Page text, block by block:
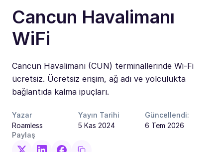
Cancun Havalimanı
WiFi
Cancun Havalimanı (CUN) terminallerinde Wi-Fi
ücretsiz. Ücretsiz erişim, ağ adı ve yolculukta
bağlantıda kalma ipuçları.
Yazar
Roamless
Yayın Tarihi
5 Kas 2024
Güncellendi:
6 Tem 2026
Paylaş